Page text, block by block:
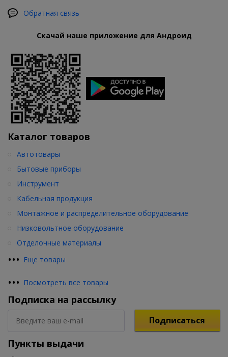
Обратная связь
Скачай наше приложение для Андроид
Каталог товаров
••• Еще товары
Автотовары
Бытовые приборы
Инструмент
Кабельная продукция
Монтажное и распределительное оборудование
Низковольтное оборудование
Отделочные материалы
••• Посмотреть все товары
Подписка на рассылку
Подписаться
Пункты выдачи